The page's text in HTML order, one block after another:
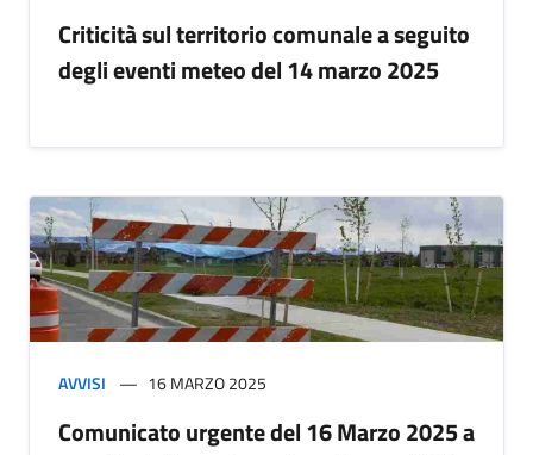
Criticità sul territorio comunale a seguito
degli eventi meteo del 14 marzo 2025
AVVISI 16 MARZO 2025
Comunicato urgente del 16 Marzo 2025 a